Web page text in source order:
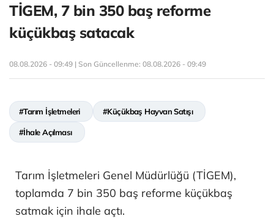
TİGEM, 7 bin 350 baş reforme
küçükbaş satacak
08.08.2026 - 09:49 | Son Güncellenme: 08.08.2026 - 09:49
#Tarım İşletmeleri #Küçükbaş Hayvan Satışı
#İhale Açılması
Tarım İşletmeleri Genel Müdürlüğü (TİGEM),
toplamda 7 bin 350 baş reforme küçükbaş
satmak için ihale açtı.